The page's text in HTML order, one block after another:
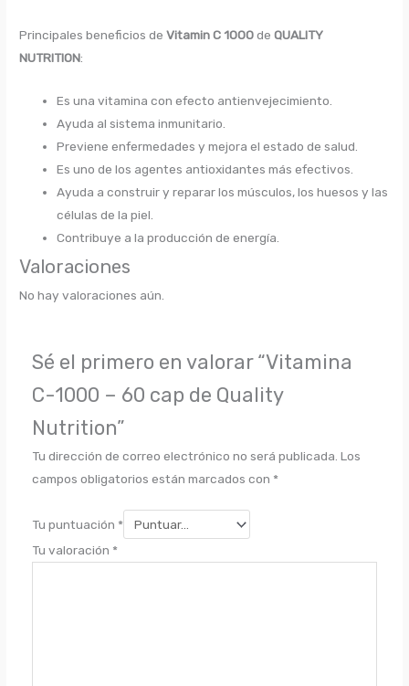
Principales beneficios deVitamin C 1000deQUALITY
NUTRITION:
Es una vitamina con efecto antienvejecimiento.
Ayuda al sistema inmunitario.
Previene enfermedades y mejora el estado de salud.
Es uno de los agentes antioxidantes más efectivos.
Ayuda a construir y reparar los músculos, los huesos y las
células de la piel.
Contribuye a la producción de energía.
Valoraciones
No hay valoraciones aún.
Sé el primero en valorar “Vitamina
C-1000 – 60 cap de Quality
Nutrition”
Tu dirección de correo electrónico no será publicada. Los
campos obligatorios están marcados con *
Tu puntuación *
Tu valoración *